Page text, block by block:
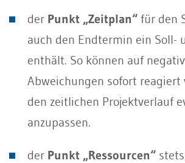
der Punkt „Zeitplan“ für den
auch den Endtermin ein Soll-
enthält. So können auf
Abweichungen sofort reagiert
den zeitlichen Projektverlauf
anzupassen.
der Punkt „Ressourcen“